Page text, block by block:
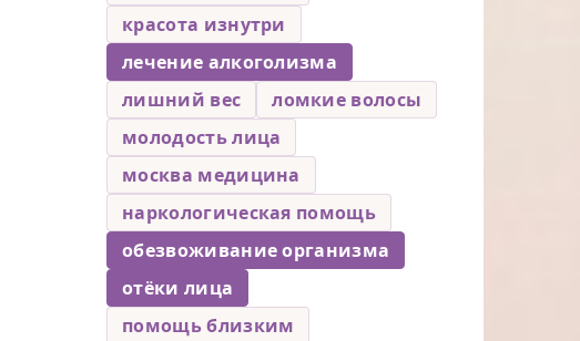
красота изнутри
лечение алкоголизма
лишний вес
ломкие волосы
молодость лица
москва медицина
наркологическая помощь
обезвоживание организма
отёки лица
помощь близким